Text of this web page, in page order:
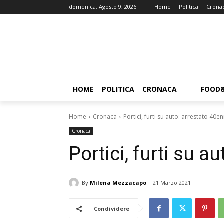
domenica, Agosto 9, 2026 Home Politica
HOME POLITICA CRONACA
Home Cronaca Portici, furti su auto: arrestato
Cronaca
Portici, furti su
By Milena Mezzacapo 21 Marzo 2021
Condividere